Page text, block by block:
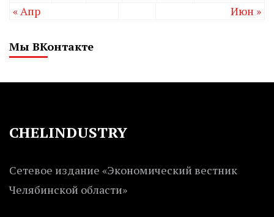
« Апр
Июн »
Мы ВКонтакте
CHELINDUSTRY
Сетевое издание «Экономический вестник
Челябинской области»